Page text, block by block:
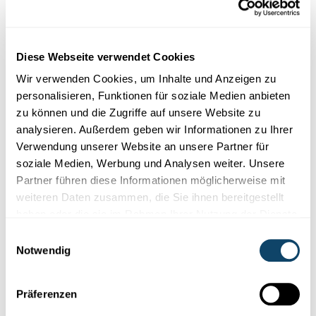
Diese Webseite verwendet Cookies
Wir verwenden Cookies, um Inhalte und Anzeigen zu
personalisieren, Funktionen für soziale Medien anbieten
zu können und die Zugriffe auf unsere Website zu
analysieren. Außerdem geben wir Informationen zu Ihrer
Verwendung unserer Website an unsere Partner für
soziale Medien, Werbung und Analysen weiter. Unsere
Partner führen diese Informationen möglicherweise mit
weiteren Daten zusammen, die Sie ihnen bereitgestellt
Notwendig
Präferenzen
"massiv beeinträchtigt". Damit fehlten die effektivsten
natürlichen Filtrierer, was ein verstärktes Algenwachstum
der verschiedensten Arten in der Oder begünstigen
dürfte.
Das Forschungsteam empfiehlt eine deutliche
Verringerung des Salzgehalts der Oder, ansonsten
könnte sich die Katastrophe wiederholen. Ein erhöhter
Salzgehalt hatte die Ausbreitung der toxischen Alge
Nebengewässern und Deichrückverlegungen. Dies stärke
die Widerstandskraft der Fischbestände gegenüber
"Die Umweltkatastrophe in der Oder im Sommer 2022